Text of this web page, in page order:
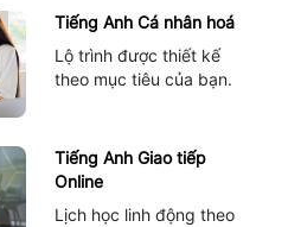
Tiếng Anh Cá nhân hoá
Lộ trình được thiết kế
theo mục tiêu của bạn.
Tiếng Anh Giao tiếp
Online
Lịch học linh động theo